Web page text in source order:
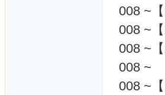
008 ~
008 ~
008 ~
008 ~
008 ~